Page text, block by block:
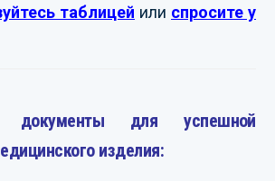
таблицей или спросите у
документы для успешной
изделия: